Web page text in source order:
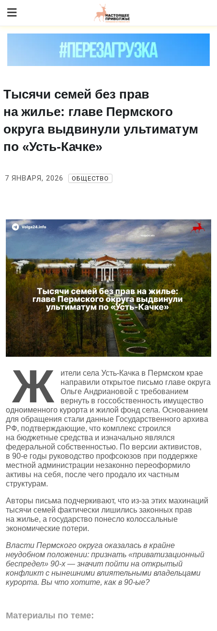
to content
Тысячи семей без прав
на жилье: главе Пермского
округа выдвинули ультиматум
по «Усть‑Качке»
7 ЯНВАРЯ, 2026 ОБЩЕСТВО
Ж
ители села Усть‑Качка в Пермском крае
направили открытое письмо главе округа
Ольге Андриановой с требованием
вернуть в госсобственность имущество
одноименного курорта и жилой фонд села. Основанием
для обращения стали данные Государственного архива
РФ, подтверждающие, что комплекс строился
на бюджетные средства и изначально являлся
федеральной собственностью. По версии активистов,
в 90‑е годы руководство профсоюзов при поддержке
местной администрации незаконно переоформило
активы на себя, после чего продало их частным
структурам.
Авторы письма подчеркивают, что из‑за этих махинаций
тысячи семей фактически лишились законных прав
на жилье, а государство понесло колоссальные
экономические потери.
Власти Пермского округа оказалась в крайне
неудобном положении: признать «приватизационный
беспредел» 90‑х — значит пойти на открытый
конфликт с нынешними влиятельными владельцами
курорта. Вы что хотите, как в 90‑ые?
Материалы по теме: